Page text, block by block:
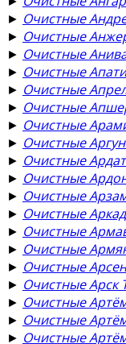
► Очистные
► Очистные
► Очистные
► Очистные
► Очистные
► Очистные
► Очистные
► Очистные
► Очистные
► Очистные
► Очистные
► Очистные
► Очистные
► Очистные
► Очистные
► Очистные Арск
► Очистные
► Очистные
► Очистные